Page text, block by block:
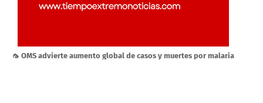
🦟 OMS advierte aumento global de casos y muertes por malaria